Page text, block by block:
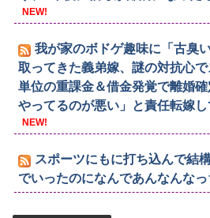
NEW!
我が家のボドゲ趣味に「古臭
取ってきた義弟嫁、謎の対抗心
単位の重課金＆借金発覚で離婚
やってるのが悪い」と責任転嫁
NEW!
スポーツにもに打ち込んで結
でいったのになんであんなんな